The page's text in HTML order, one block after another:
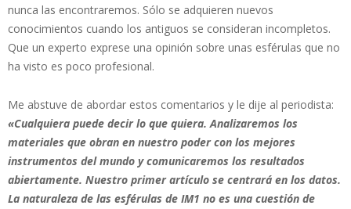
nunca las encontraremos. Sólo se adquieren nuevos
conocimientos cuando los antiguos se consideran incompletos.
Que un experto exprese una opinión sobre unas esférulas que no
ha visto es poco profesional.
Me abstuve de abordar estos comentarios y le dije al periodista:
«Cualquiera puede decir lo que quiera. Analizaremos los
materiales que obran en nuestro poder con los mejores
instrumentos del mundo y comunicaremos los resultados
abiertamente. Nuestro primer artículo se centrará en los datos.
La naturaleza de las esférulas de IM1 no es una cuestión de